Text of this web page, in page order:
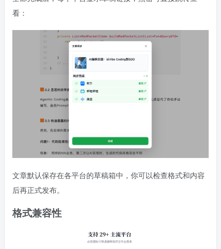
看：
文章默认保存在各平台的草稿箱中，你可以检查格式和内容
后再正式发布。
格式兼容性